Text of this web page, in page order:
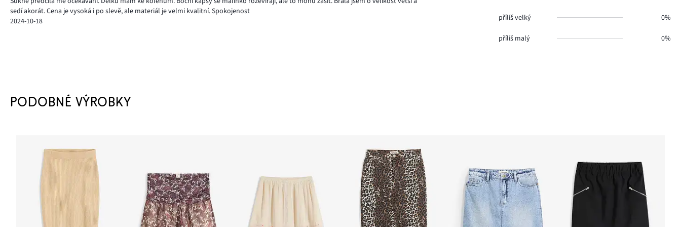
sedí akorát. Cena je vysoká i po slevě, ale materiál je velmi kvalitní. Spokojenost
2024-10-18
příliš velký 0%
příliš malý 0%
PODOBNÉ VÝROBKY